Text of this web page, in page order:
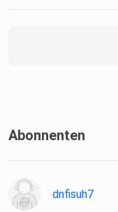
Abonnenten
dnfisuh7